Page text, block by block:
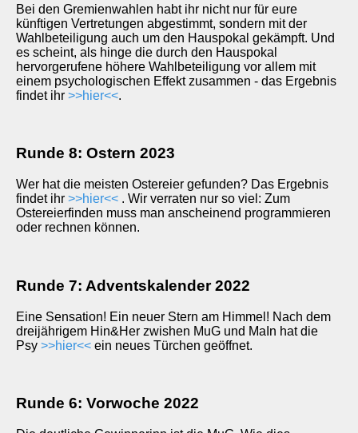
Bei den Gremienwahlen habt ihr nicht nur für eure
künftigen Vertretungen abgestimmt, sondern mit der
Wahlbeteiligung auch um den Hauspokal gekämpft. Und
es scheint, als hinge die durch den Hauspokal
hervorgerufene höhere Wahlbeteiligung vor allem mit
einem psychologischen Effekt zusammen - das Ergebnis
findet ihr >>hier<<.
Runde 8: Ostern 2023
Wer hat die meisten Ostereier gefunden? Das Ergebnis
findet ihr >>hier<< . Wir verraten nur so viel: Zum
Ostereierfinden muss man anscheinend programmieren
oder rechnen können.
Runde 7: Adventskalender 2022
Eine Sensation! Ein neuer Stern am Himmel! Nach dem
dreijährigem Hin&Her zwishen MuG und MaIn hat die
Psy >>hier<< ein neues Türchen geöffnet.
Runde 6: Vorwoche 2022